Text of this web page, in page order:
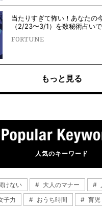
当たりすぎて怖い！あなたの
（2/23〜3/1）を数秘術占い
FORTUNE
もっと見る
人気のキーワード
けない 大人のマナー
子力
おうち時間 育児